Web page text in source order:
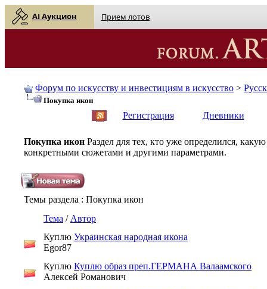
AI Аукцион Прием лотов
Форум по искусству и инвестициям в искусство >
Покупка икон
Регистрация Дневники
Покупка икон Раздел для тех, кто уже определился,
конкретными сюжетами и другими параметрами.
Темы раздела : Покупка икон
Тема / Автор
Куплю Украинская народная икона
Egor87
Куплю Куплю образ преп.ГЕРМАНА Валаамского
Алексей Романович